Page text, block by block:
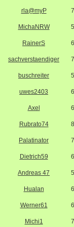
rla@myP
MichaNRW
RainerS
sachverstaendiger
buschreiter
uwes2403
Axel
Rubrato74
Palatinator
Dietrich59
Andreas 47
Hualan
Werner61
Michi1